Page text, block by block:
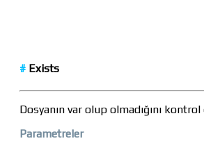
# Exists
Dosyanın var olup olmadığını kontrol
Parametreler